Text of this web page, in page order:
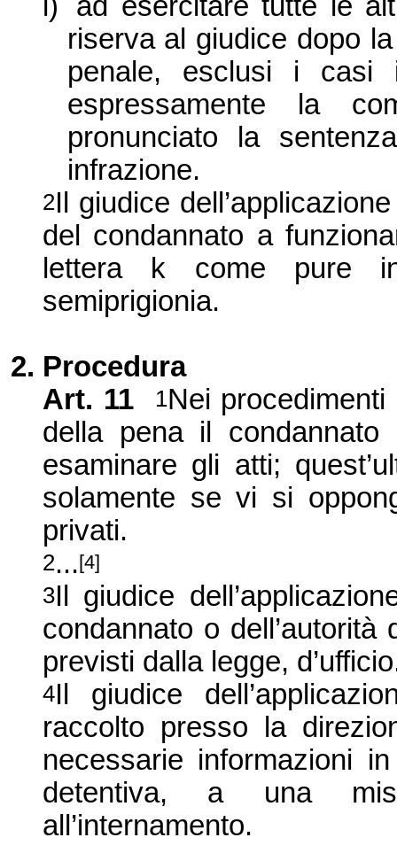
l)
ad esercitare tutte le
riserva al giudice dopo
penale, esclusi i casi
espressamente la
pronunciato la
infrazione.
2Il giudice
del condannato a
lettera k come pure
semiprigionia.
2. Procedura
Art. 11
1Nei procedimenti
della pena il
esaminare gli atti;
solamente se vi si
privati.
2...[4]
3Il giudice
condannato o
previsti dalla legge,
4Il giudice
raccolto presso la
necessarie informazioni
detentiva, a una
all’internamento.